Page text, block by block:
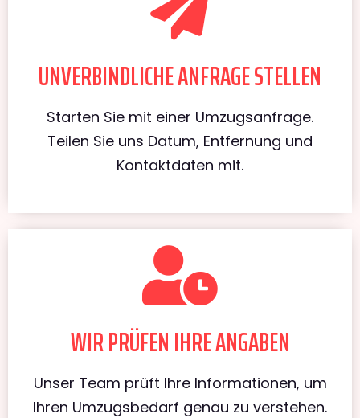
UNVERBINDLICHE ANFRAGE STELLEN
Starten Sie mit einer Umzugsanfrage.
Teilen Sie uns Datum, Entfernung und
Kontaktdaten mit.
WIR PRÜFEN IHRE ANGABEN
Unser Team prüft Ihre Informationen, um
Ihren Umzugsbedarf genau zu verstehen.